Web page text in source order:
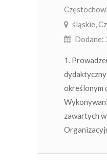
śląskie,
1.
określonym
zawartych